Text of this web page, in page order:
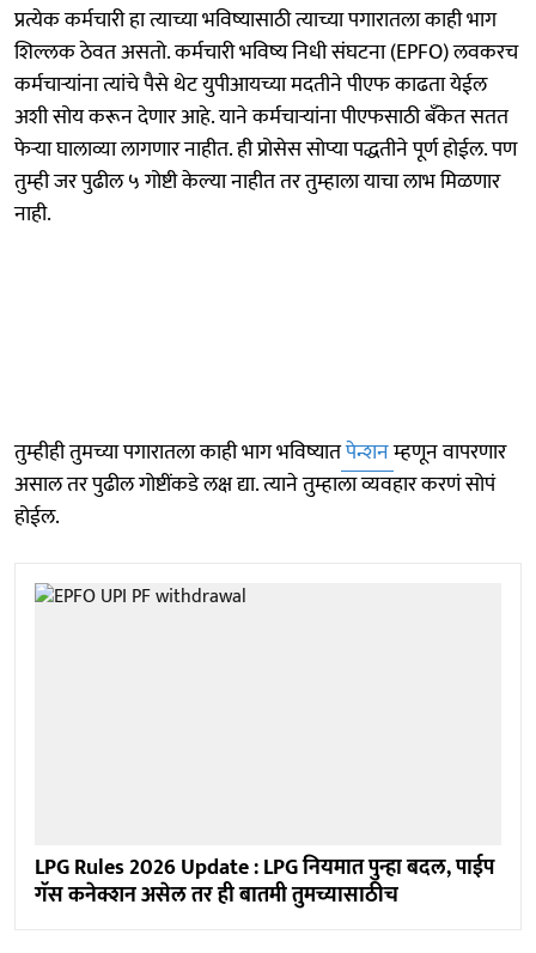
प्रत्येक कर्मचारी हा त्याच्या भविष्यासाठी त्याच्या पगारातला काही भाग
शिल्लक ठेवत असतो. कर्मचारी भविष्य निधी संघटना (EPFO) लवकरच
कर्मचाऱ्यांना त्यांचे पैसे थेट युपीआयच्या मदतीने पीएफ काढता येईल
अशी सोय करून देणार आहे. याने कर्मचाऱ्यांना पीएफसाठी बॅंकेत सतत
फेऱ्या घालाव्या लागणार नाहीत. ही प्रोसेस सोप्या पद्धतीने पूर्ण होईल. पण
तुम्ही जर पुढील ५ गोष्टी केल्या नाहीत तर तुम्हाला याचा लाभ मिळणार
नाही.
तुम्हीही तुमच्या पगारातला काही भाग भविष्यातपेन्शनम्हणून वापरणार
असाल तर पुढील गोष्टींकडे लक्ष द्या. त्याने तुम्हाला व्यवहार करणं सोपं
होईल.
LPG Rules 2026 Update : LPG नियमात पुन्हा बदल, पाईप
गॅस कनेक्शन असेल तर ही बातमी तुमच्यासाठीच